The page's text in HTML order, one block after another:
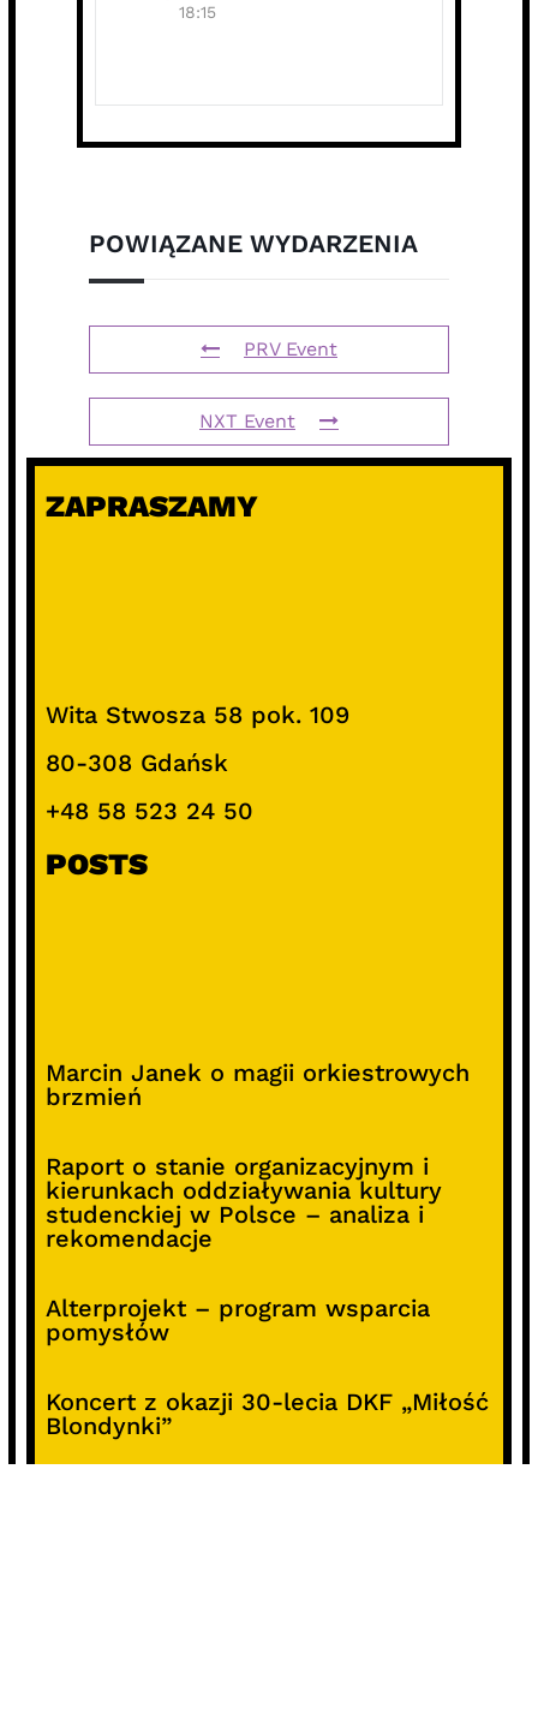
18:15
POWIĄZANE WYDARZENIA
PRV Event
NXT Event
ZAPRASZAMY
Wita Stwosza 58 pok. 109
80-308 Gdańsk
+48 58 523 24 50
POSTS
Marcin Janek o magii orkiestrowych
brzmień
Raport o stanie organizacyjnym i
kierunkach oddziaływania kultury
studenckiej w Polsce – analiza i
rekomendacje
Alterprojekt – program wsparcia
pomysłów
Koncert z okazji 30-lecia DKF „Miłość
Blondynki”